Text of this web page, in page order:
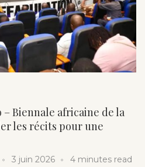
– Biennale africaine de la
les récits pour une
3 juin 2026 4 minutes read